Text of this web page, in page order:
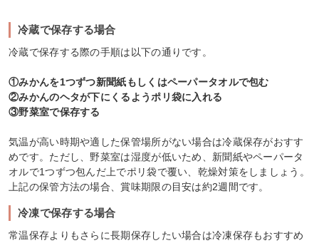
冷蔵で保存する場合
冷蔵で保存する際の手順は以下の通りです。
①みかんを1つずつ新聞紙もしくはペーパータオルで包む
②みかんのヘタが下にくるようポリ袋に入れる
③野菜室で保存する
気温が高い時期や適した保管場所がない場合は冷蔵保存がおすす
めです。ただし、野菜室は湿度が低いため、新聞紙やペーパータ
オルで1つずつ包んだ上でポリ袋で覆い、乾燥対策をしましょう。
上記の保管方法の場合、賞味期限の目安は約2週間です。
冷凍で保存する場合
常温保存よりもさらに長期保存したい場合は冷凍保存もおすすめ